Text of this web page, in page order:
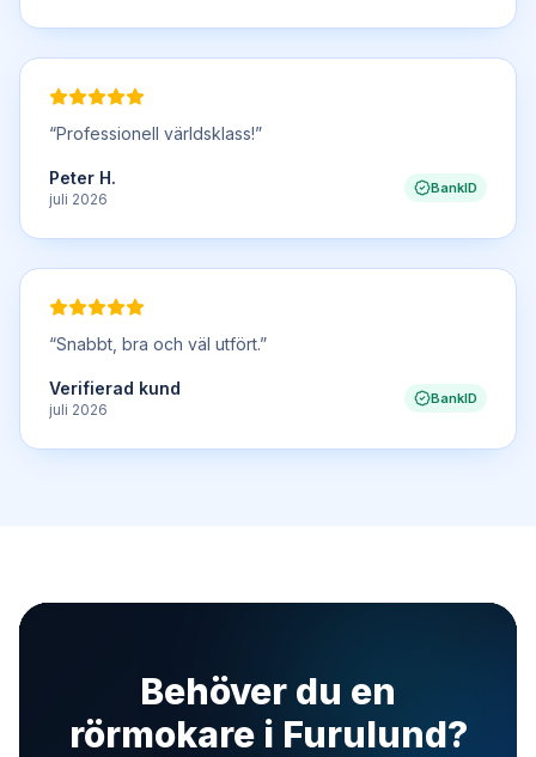
“Professionell världsklass!”
Peter H.
juli 2026
BankID
“Snabbt, bra och väl utfört.”
Verifierad kund
juli 2026
BankID
Behöver du en
rörmokare i Furulund?